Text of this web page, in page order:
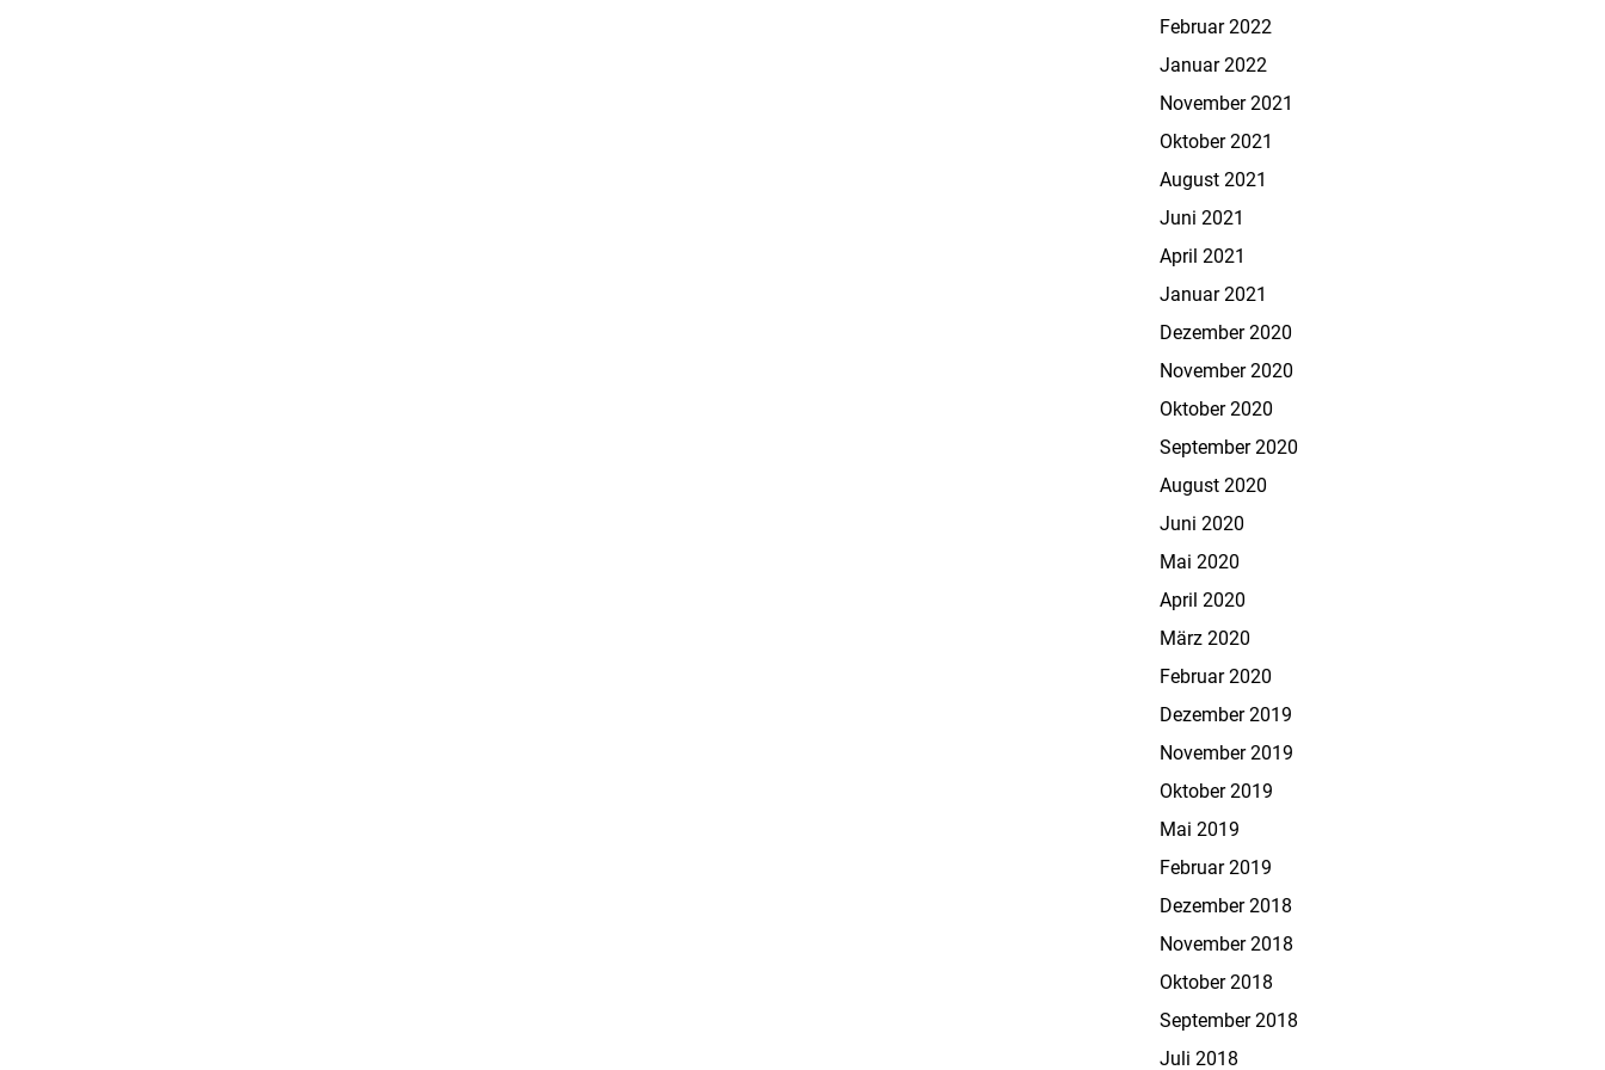
Februar 2022
Januar 2022
November 2021
Oktober 2021
August 2021
Juni 2021
April 2021
Januar 2021
Dezember 2020
November 2020
Oktober 2020
September 2020
August 2020
Juni 2020
Mai 2020
April 2020
März 2020
Februar 2020
Dezember 2019
November 2019
Oktober 2019
Mai 2019
Februar 2019
Dezember 2018
November 2018
Oktober 2018
September 2018
Juli 2018